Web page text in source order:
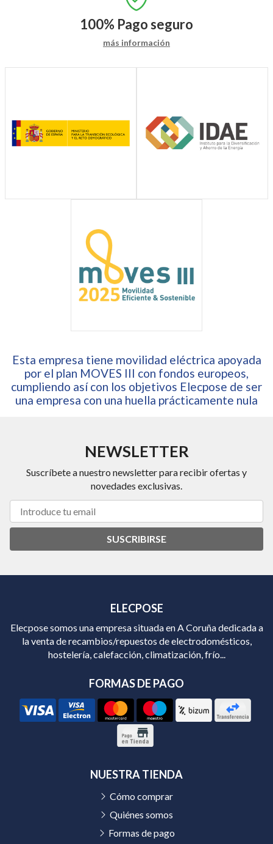
100% Pago seguro
más información
Esta empresa tiene movilidad eléctrica apoyada
por el plan MOVES III con fondos europeos,
cumpliendo así con los objetivos Elecpose de ser
una empresa con una huella prácticamente nula
NEWSLETTER
Suscríbete a nuestro newsletter para recibir ofertas y
novedades exclusivas.
SUSCRIBIRSE
ELECPOSE
Elecpose somos una empresa situada en A Coruña dedicada a
la venta de recambios/repuestos de electrodomésticos,
hostelería, calefacción, climatización, frío...
FORMAS DE PAGO
NUESTRA TIENDA
Cómo comprar
Quiénes somos
Formas de pago